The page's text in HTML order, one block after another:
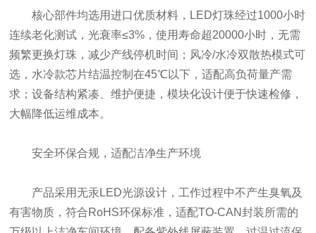
核心部件均选用进口优质材料，LED灯珠经过1000小时
连续老化测试，光衰率≤3%，使用寿命超20000小时，无需
频繁更换灯珠，减少产线停机时间；风冷/水冷双散热模式可
选，水冷款芯片结温控制在45℃以下，适配高负荷量产需
求；设备结构紧凑、维护便捷，模块化设计便于快速检修，
大幅降低运维成本。
安全环保合规，适配洁净生产环境
产品采用无汞LED光源设计，工作过程中不产生臭氧及
有害物质，符合RoHS环保标准，适配TO-CAN封装所需的